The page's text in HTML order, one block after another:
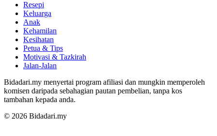
Resepi
Keluarga
Anak
Kehamilan
Kesihatan
Petua & Tips
Motivasi & Tazkirah
Jalan-Jalan
Bidadari.my menyertai program afiliasi dan mungkin memperoleh
komisen daripada sebahagian pautan pembelian, tanpa kos
tambahan kepada anda.
© 2026 Bidadari.my